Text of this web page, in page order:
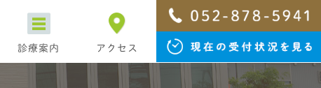
診療案内 アクセス